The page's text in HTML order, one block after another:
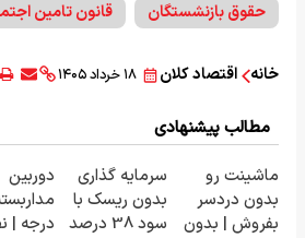
حقوق بازنشستگان قانون تامین
خانه اقتصاد کلان ۱۸ خرداد ۱۴۰۵
مطالب پیشنهادی
ماشینت رو
بدون دردسر
بفروش | بدون
سرمایه گذاری
بدون ریسک با
سود 38 درصد
دوربین
درجه |